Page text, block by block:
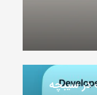
سیبچه